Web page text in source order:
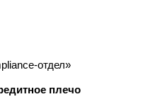
отдел»
плечо